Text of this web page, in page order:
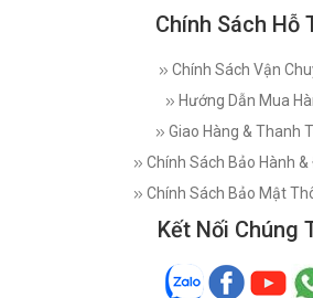
Chính Sách Hỗ
Chính Sách Vận
Hướng Dẫn Mua
Giao Hàng & Thanh
Chính Sách Bảo Hành &
Chính Sách Bảo Mật
Kết Nối Chúng